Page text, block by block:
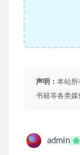
声明： 本站所
书籍等各类媒
admin